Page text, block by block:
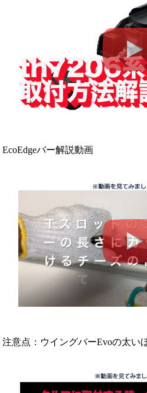
EcoEdgeバー解説動画
注意点：ウイングバーEvoの太い